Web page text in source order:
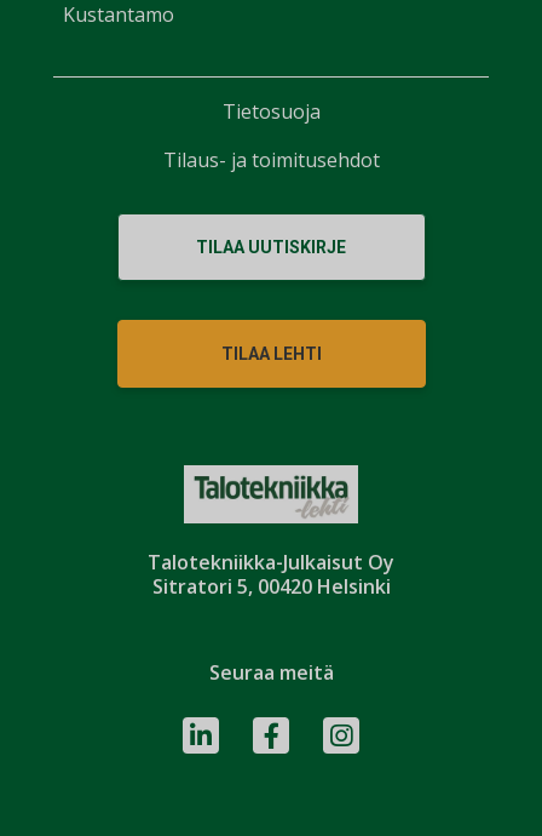
Talotekniikka-Julkaisut Oy
Sitratori 5, 00420 Helsinki
Kustantamo
TILAA UUTISKIRJE
TILAA LEHTI
Seuraa meitä
Tietosuoja
Tilaus- ja toimitusehdot